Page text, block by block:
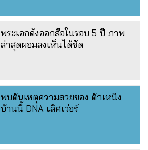
พระเอกดังออกสื่อในรอบ 5 ปี ภาพ
ล่าสุดผอมลงเห็นได้ชัด
พบต้นเหตุความสวยของ ต้าเหนิง
บ้านนี้ DNA เลิศเว่อร์